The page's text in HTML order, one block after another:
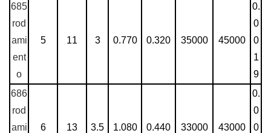
685
rod
ami
ent
o
5 11 3 0.770 0.320 35000 45000
0.
0
0
1
9
686
rod
ami
6 13 3.5 1.080 0.440 33000 43000
0.
0
0